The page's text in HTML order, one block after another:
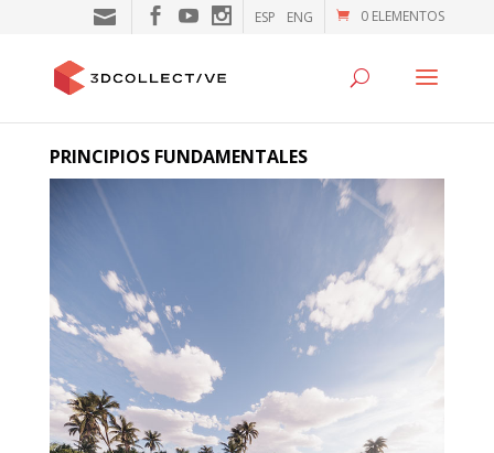
0 ELEMENTOS
ESP ENG
PRINCIPIOS FUNDAMENTALES